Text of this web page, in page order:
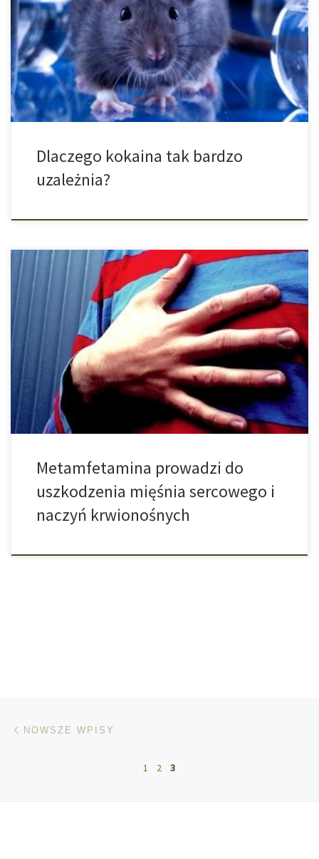
ryzyko nawrotu nałogu jest bardzo wysokie. Prawdopodobnie
koks pozostawia trwałe ślady w mezolimbicznym szlaku
dopaminergicznym w mózgu. Nie potrzeba wcale dużo czasu,
aby ze zdrowego szczura zrobić junkie. Już po kilku dniach
swobodnego […]
Dlaczego kokaina tak bardzo
uzależnia?
Szybsze bicie serca, wzrost ciśnienia krwi, zmęczenie znika.
Metamfetamina sięga do rezerw energetycznych organizmu i
doprowadza go do stanu, w którym wszystko z siebie daje.
Niedawne badanie pokazuje jednak, że konsekwencje
zdrowotne wynikające z konsumpcji metamfetaminy mogą być
bardzo poważne. W wyniku tego badania, które trwało 10 lat i w
Metamfetamina prowadzi do
uszkodzenia mięśnia sercowego i
naczyń krwionośnych
Nawigacja po wpisach
NOWSZE WPISY
1 2 3